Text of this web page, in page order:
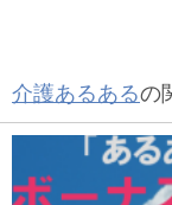
介護あるあるの